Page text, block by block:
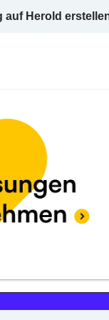
auf Herold